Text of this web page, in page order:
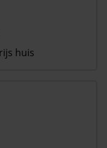
huis